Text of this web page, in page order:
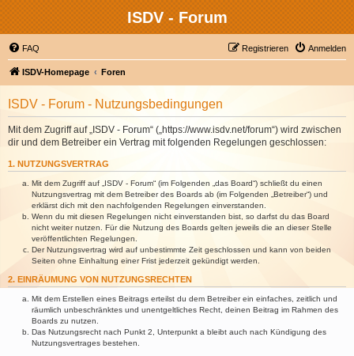
ISDV - Forum
FAQ Anmelden
Registrieren
ISDV-Homepage Foren
ISDV - Forum - Nutzungsbedingungen
Mit dem Zugriff auf „ISDV - Forum“ („https://www.isdv.net/forum“) wird zwischen
dir und dem Betreiber ein Vertrag mit folgenden Regelungen geschlossen:
1. NUTZUNGSVERTRAG
Mit dem Zugriff auf „ISDV - Forum“ (im Folgenden „das Board“) schließt du einen
Nutzungsvertrag mit dem Betreiber des Boards ab (im Folgenden „Betreiber“) und
erklärst dich mit den nachfolgenden Regelungen einverstanden.
Wenn du mit diesen Regelungen nicht einverstanden bist, so darfst du das Board
nicht weiter nutzen. Für die Nutzung des Boards gelten jeweils die an dieser Stelle
veröffentlichten Regelungen.
Der Nutzungsvertrag wird auf unbestimmte Zeit geschlossen und kann von beiden
Seiten ohne Einhaltung einer Frist jederzeit gekündigt werden.
2. EINRÄUMUNG VON NUTZUNGSRECHTEN
Mit dem Erstellen eines Beitrags erteilst du dem Betreiber ein einfaches, zeitlich und
räumlich unbeschränktes und unentgeltliches Recht, deinen Beitrag im Rahmen des
Boards zu nutzen.
Das Nutzungsrecht nach Punkt 2, Unterpunkt a bleibt auch nach Kündigung des
Nutzungsvertrages bestehen.